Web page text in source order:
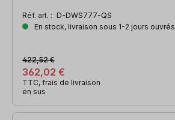
Réf. art. : D-DWS777-QS
En stock, livraison sous 1-2 jours ouvrés
362,02 €
422,52 €
TTC, frais de livraison
en sus